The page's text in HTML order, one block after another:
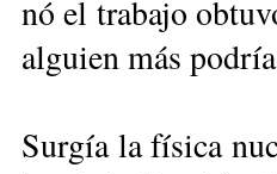
nó el tra­ba­jo
al­guien más
Sur­gía la fí­si­ca